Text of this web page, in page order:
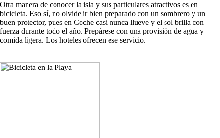
Otra manera de conocer la isla y sus particulares atractivos es en
bicicleta. Eso sí, no olvide ir bien preparado con un sombrero y un
buen protector, pues en Coche casi nunca llueve y el sol brilla con
fuerza durante todo el año. Prepárese con una provisión de agua y
comida ligera. Los hoteles ofrecen ese servicio.